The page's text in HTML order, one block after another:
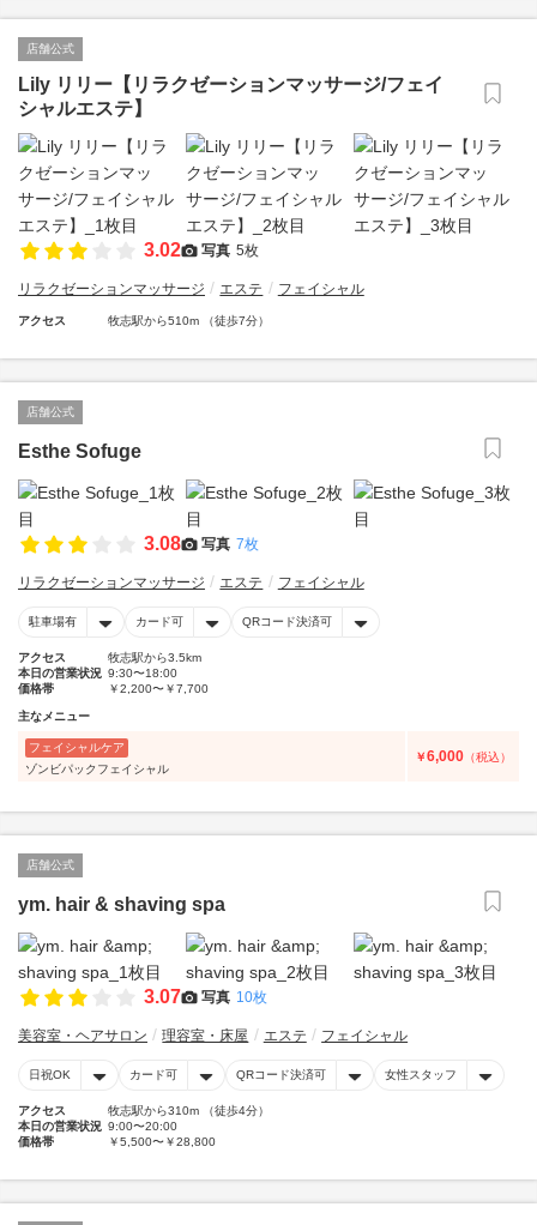
店舗公式
Lily リリー【リラクゼーションマッサージ/フェイ
シャルエステ】
3.02 写真 5枚
リラクゼーションマッサージ エステ フェイシャル
アクセス 牧志駅から510m （徒歩7分）
店舗公式
Esthe Sofuge
3.08 写真 7枚
リラクゼーションマッサージ エステ フェイシャル
駐車場有 カード可 QRコード決済可
アクセス
牧志駅から3.5km
本日の営業状況 9:30〜18:00
価格帯
￥2,200〜￥7,700
主なメニュー
フェイシャルケア
ゾンビパックフェイシャル
￥6,000 （税込）
店舗公式
ym. hair & shaving spa
3.07 写真 10枚
美容室・ヘアサロン 理容室・床屋 エステ フェイシャル
日祝OK カード可 QRコード決済可 女性スタッフ
アクセス
牧志駅から310m （徒歩4分）
本日の営業状況 9:00〜20:00
価格帯
￥5,500〜￥28,800